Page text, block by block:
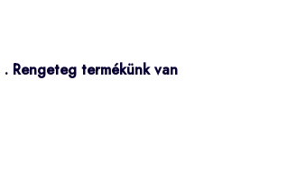
. Rengeteg termékünk van